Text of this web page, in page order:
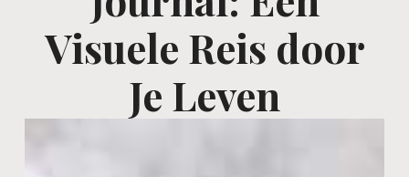
Visuele Reis door
Je Leven